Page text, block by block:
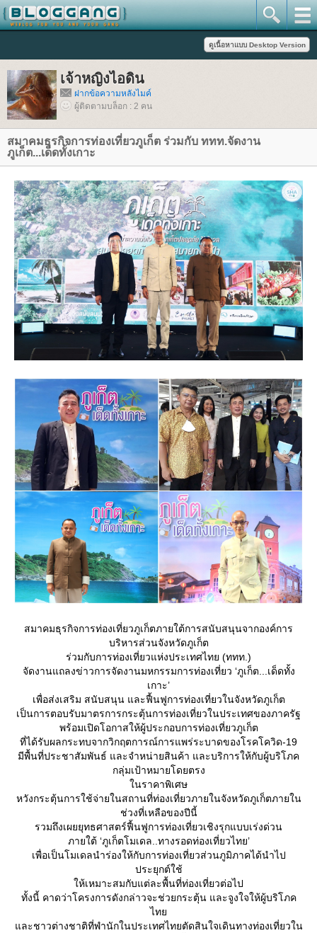
เจ้าหญิงไอดิน
ฝากข้อความหลังไมค์
ผู้ติดตามบล็อก : 2 คน
สมาคมธุรกิจการท่องเที่ยวภูเก็ต ร่วมกับ ททท.จัดงาน
ภูเก็ต...เด็ดทั้งเกาะ
สมาคมธุรกิจการท่องเที่ยวภูเก็ตภายใต้การสนับสนุนจากองค์การ
บริหารส่วนจังหวัดภูเก็ต
ร่วมกับการท่องเที่ยวแห่งประเทศไทย (ททท.)
จัดงานแถลงข่าวการจัดงานมหกรรมการท่องเที่ยว ‘ภูเก็ต...เด็ดทั้ง
เกาะ’
เพื่อส่งเสริม สนับสนุน และฟื้นฟูการท่องเที่ยวในจังหวัดภูเก็ต
เป็นการตอบรับมาตรการกระตุ้นการท่องเที่ยวในประเทศของภาครัฐ
พร้อมเปิดโอกาสให้ผู้ประกอบการท่องเที่ยวภูเก็ต
ที่ได้รับผลกระทบจากวิกฤตการณ์การแพร่ระบาดของโรคโควิด-19
มีพื้นที่ประชาสัมพันธ์ และจำหน่ายสินค้า และบริการให้กับผู้บริโภค
กลุ่มเป้าหมายโดยตรง
นราคาพิเศษ
หวังกระตุ้นการใช้จ่ายในสถานที่ท่องเที่ยวภายในจังหวัดภูเก็ตภายใน
ช่วงที่เหลือของปีนี้
รวมถึงเผยยุทธศาสตร์ฟื้นฟูการท่องเที่ยวเชิงรุกแบบเร่งด่วน
ภายใต้ ‘ภูเก็ตโมเดล..ทางรอดท่องเที่ยวไทย’
เพื่อเป็นโมเดลนำร่องให้กับการท่องเที่ยวส่วนภูมิภาคได้นำไป
ประยุกต์ใช้
ห้เหมาะสมกับแต่ละพื้นที่ท่องเที่ยวต่อไป
ทั้งนี้ คาดว่าโครงการดังกล่าวจะช่วยกระตุ้น และจูงใจให้ผู้บริโภค
ไท
ละชาวต่างชาติที่พำนักในประเทศไทยตัดสินใจเดินทางท่องเที่ยวใน